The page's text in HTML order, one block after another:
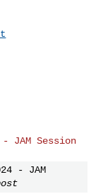
JAM Session
- JAM